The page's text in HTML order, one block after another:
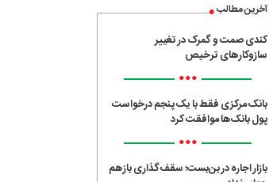
آخرین مطالب
کندی صمت و گمرک در تغییر
سازوکارهای ترخیص
•••
بانک مرکزی فقط با یک‌ پنجم درخواست
پول بانک‌ها موافقت کرد
•••
بازار اجاره در بن‌بست؛ سقف‌گذاری بازهم